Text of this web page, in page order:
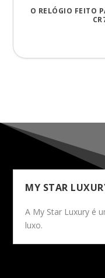
O RELÓGIO FEITO
MY STAR
A My Star Luxury é
luxo.